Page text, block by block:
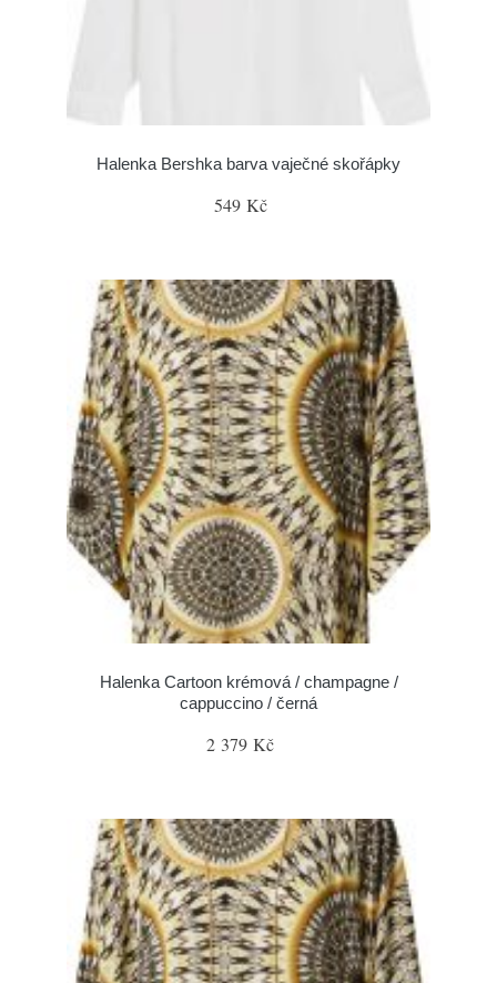
Halenka Bershka barva vaječné skořápky
549 Kč
Halenka Cartoon krémová / champagne /
cappuccino / černá
2 379 Kč